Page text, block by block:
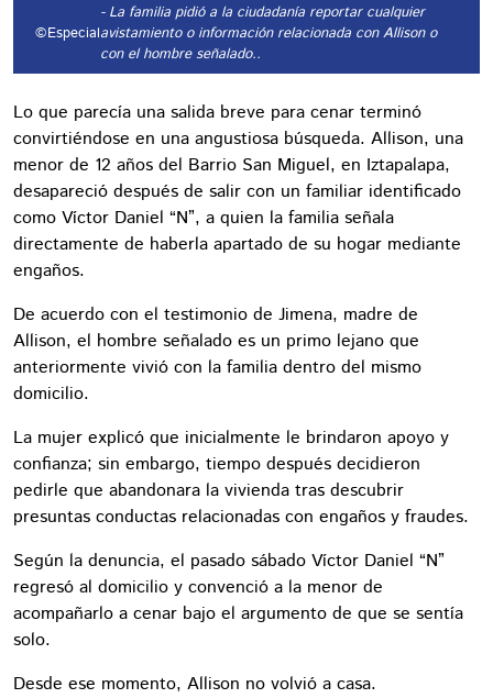
©Especial
- La familia pidió a la ciudadanía reportar cualquier
avistamiento o información relacionada con Allison o
con el hombre señalado..
Lo que parecía una salida breve para cenar terminó
convirtiéndose en una angustiosa búsqueda. Allison, una
menor de 12 años del Barrio San Miguel, en Iztapalapa,
desapareció después de salir con un familiar identificado
como Víctor Daniel “N”, a quien la familia señala
directamente de haberla apartado de su hogar mediante
engaños.
De acuerdo con el testimonio de Jimena, madre de
Allison, el hombre señalado es un primo lejano que
anteriormente vivió con la familia dentro del mismo
domicilio.
La mujer explicó que inicialmente le brindaron apoyo y
confianza; sin embargo, tiempo después decidieron
pedirle que abandonara la vivienda tras descubrir
presuntas conductas relacionadas con engaños y fraudes.
Según la denuncia, el pasado sábado Víctor Daniel “N”
regresó al domicilio y convenció a la menor de
acompañarlo a cenar bajo el argumento de que se sentía
solo.
Desde ese momento, Allison no volvió a casa.